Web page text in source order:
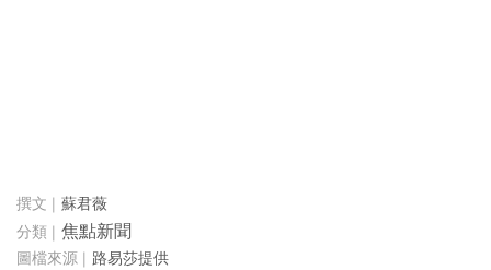
蘇君薇
焦點新聞
路易莎提供